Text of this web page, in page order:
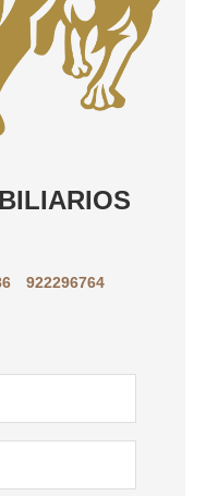
922296764